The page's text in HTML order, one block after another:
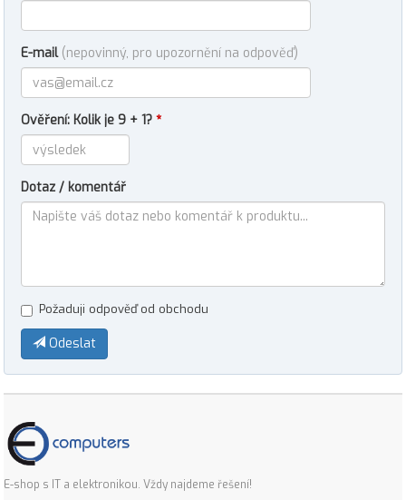
E-mail (nepovinný, pro upozornění na odpověď)
Ověření: Kolik je 9 + 1? *
Dotaz / komentář
Požaduji odpověď od obchodu
Odeslat
E-shop s IT a elektronikou. Vždy najdeme řešení!